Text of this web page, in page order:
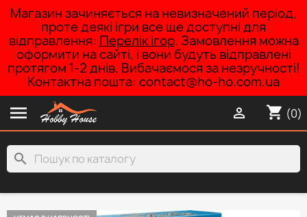
Магазин зачиняється на невизначений період,
проте деякі ігри все ще доступні для
відправлення: Перелік ігор. Замовлення можна
оформити на сайті, і вони будуть відправлені
протягом 1-2 днів. Вибачаємося за незручності!
Контактна пошта: contact@ho-ho.com.ua
 shopping_cart (0)

search